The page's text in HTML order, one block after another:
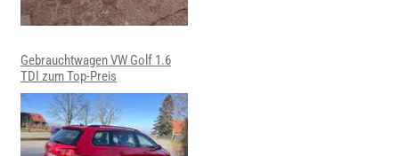
Gebrauchtwagen VW Golf 1.6
TDI zum Top-Preis